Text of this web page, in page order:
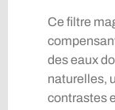
Ce filtre
des eaux
naturelles,
contrastes